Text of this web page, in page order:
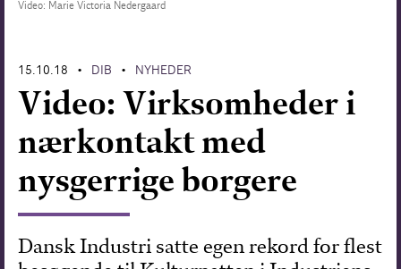
Video: Marie Victoria Nedergaard
15.10.18 • DIB • NYHEDER
Video: Virksomheder i
nærkontakt med
nysgerrige borgere
Dansk Industri satte egen rekord for flest